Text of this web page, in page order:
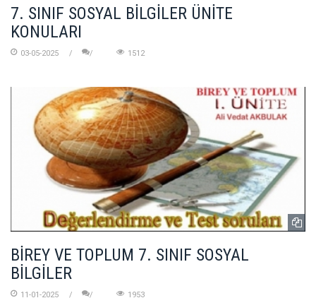
7. SINIF SOSYAL BİLGİLER ÜNİTE
KONULARI
03-05-2025 1512
BİREY VE TOPLUM 7. SINIF SOSYAL
BİLGİLER
11-01-2025 1953